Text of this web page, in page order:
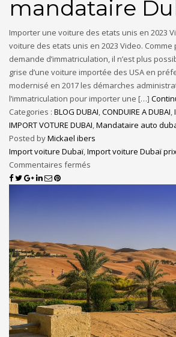
mandataire
Importer une voiture des etats unis en 2023
voiture des etats unis en 2023 Video.
demande d’immatriculation, il n’est plus
grise d’une voiture importée des USA en
modernisé en 2017 les démarches
l’immatriculation pour importer une […]
Categories : BLOG DUBAI,CONDUIRE A DUBAI,
IMPORT VOTURE DUBAI,Mandataire auto
Posted byMickael ibers
Import voiture Dubaï,Import voiture Dubaï
Commentaires fermés